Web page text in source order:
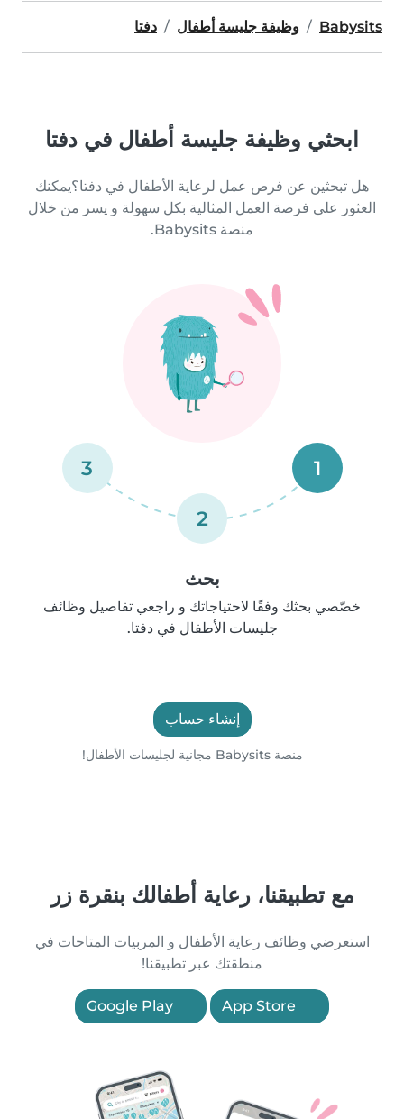
Babysits وظيفة جليسة أطفال دفتا
ابحثي وظيفة جليسة أطفال في دفتا
هل تبحثين عن فرص عمل لرعاية الأطفال في دفتا؟يمكنك
العثور على فرصة العمل المثالية بكل سهولة و يسر من خلال
منصة Babysits.
1
2
3
بحث
خصّصي بحثك وفقًا لاحتياجاتك و راجعي تفاصيل وظائف
جليسات الأطفال في دفتا.
إنشاء حساب
منصة Babysits مجانية لجليسات الأطفال!
مع تطبيقنا، رعاية أطفالك بنقرة زر
استعرضي وظائف رعاية الأطفال و المربيات المتاحات في
منطقتك عبر تطبيقنا!